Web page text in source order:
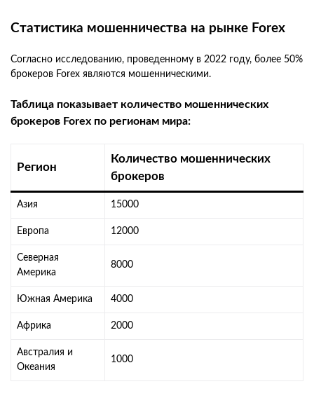
Статистика мошенничества на рынке Forex
Согласно исследованию, проведенному в 2022 году, более 50%
брокеров Forex являются мошенническими.
Таблица показывает количество мошеннических
брокеров Forex по регионам мира:
Регион
Количество мошеннических
брокеров
Азия 15000
Европа 12000
Северная
Америка
8000
Южная Америка 4000
Африка 2000
Австралия и
Океания
1000